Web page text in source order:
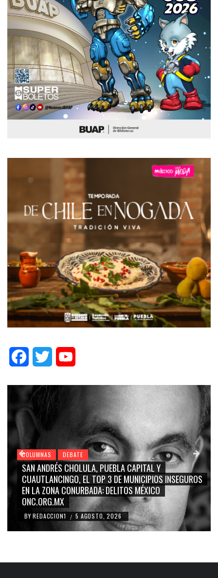
FacebookTwitter
COLUMNAS DEBATE
GRACE PALOMARES, NAY SALVATORI, SERGIO MAYER,
CARMEN SALINAS “LA CORCHOLATA”, CUAUHTÉMOC
BLANCO, SILVIA PINAL: LA TRIVIALIZACIÓN Y
RIDICULIZACIÓN DE LA REPRESENTACIÓN CIUDADANA
BY REDACCION1 4 AGOSTO, 2026